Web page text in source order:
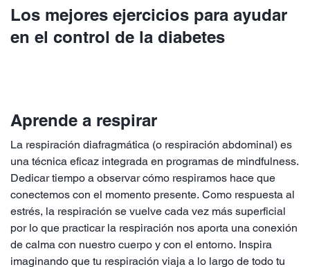
Los mejores ejercicios para ayudar
en el control de la diabetes
Aprende a respirar
La respiración diafragmática (o respiración abdominal) es
una técnica eficaz integrada en programas de mindfulness.
Dedicar tiempo a observar cómo respiramos hace que
conectemos con el momento presente. Como respuesta al
estrés, la respiración se vuelve cada vez más superficial
por lo que practicar la respiración nos aporta una conexión
de calma con nuestro cuerpo y con el entorno. Inspira
imaginando que tu respiración viaja a lo largo de todo tu